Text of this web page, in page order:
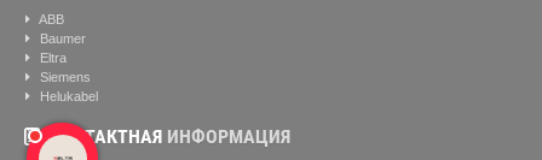
ABB
Baumer
Eltra
Siemens
Helukabel
КОНТАКТНАЯ ИНФОРМАЦИЯ